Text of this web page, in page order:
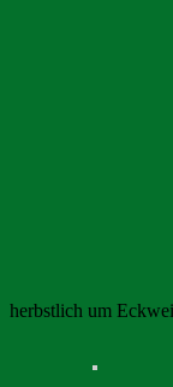
herbstlich um